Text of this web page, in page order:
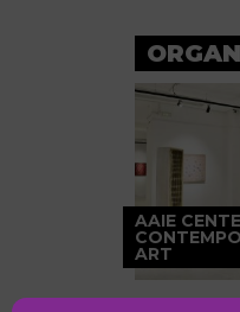
AAIE
ART